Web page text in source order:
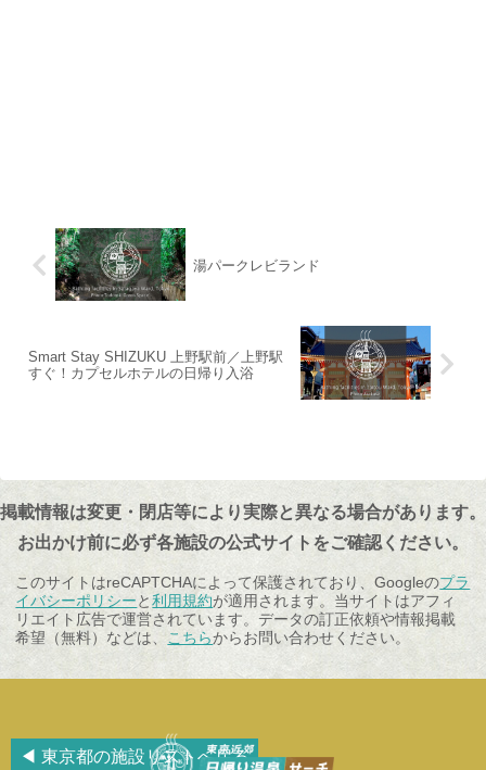
◀ 東京都の施設リストへ戻る
湯パークレビランド
Smart Stay SHIZUKU 上野駅前／上野駅
すぐ！カプセルホテルの日帰り入浴
掲載情報は変更・閉店等により実際と異なる場合があります。
お出かけ前に必ず各施設の公式サイトをご確認ください。
このサイトはreCAPTCHAによって保護されており、Googleのプラ
イバシーポリシーと利用規約が適用されます。当サイトはアフィ
リエイト広告で運営されています。データの訂正依頼や情報掲載
希望（無料）などは、こちらからお問い合わせください。